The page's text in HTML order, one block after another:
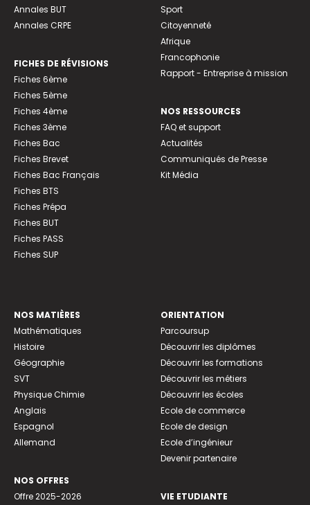
Annales BUT
Annales CRPE
FICHES DE RÉVISIONS
Fiches 6ème
Fiches 5ème
Fiches 4ème
Fiches 3ème
Fiches Bac
Fiches Brevet
Fiches Bac Français
Fiches BTS
Fiches Prépa
Fiches BUT
Fiches PASS
Fiches SUP
Sport
Citoyenneté
Afrique
Francophonie
Rapport - Entreprise à mission
NOS RESSOURCES
FAQ et support
Actualités
Communiqués de Presse
Kit Média
NOS MATIÈRES
Mathématiques
Histoire
Géographie
SVT
Physique Chimie
Anglais
Espagnol
Allemand
NOS OFFRES
Offre 2025-2026
ORIENTATION
Parcoursup
Découvrir les diplômes
Découvrir les formations
Découvrir les métiers
Découvrir les écoles
Ecole de commerce
Ecole de design
Ecole d’ingénieur
Devenir partenaire
VIE ETUDIANTE